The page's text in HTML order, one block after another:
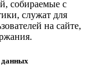
собираемые с
служат для
на сайте,
данных